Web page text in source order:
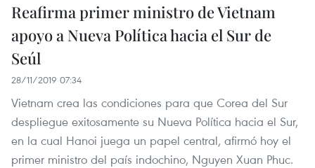
Reafirma primer ministro de Vietnam
apoyo a Nueva Política hacia el Sur de
Seúl
28/11/2019 07:34
Vietnam crea las condiciones para que Corea del Sur
despliegue exitosamente su Nueva Política hacia el Sur,
en la cual Hanoi juega un papel central, afirmó hoy el
primer ministro del país indochino, Nguyen Xuan Phuc.